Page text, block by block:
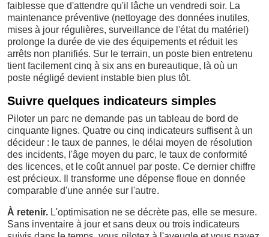
faiblesse que d'attendre qu'il lâche un vendredi soir. La
maintenance préventive (nettoyage des données inutiles,
mises à jour régulières, surveillance de l'état du matériel)
prolonge la durée de vie des équipements et réduit les
arrêts non planifiés. Sur le terrain, un poste bien entretenu
tient facilement cinq à six ans en bureautique, là où un
poste négligé devient instable bien plus tôt.
Suivre quelques indicateurs simples
Piloter un parc ne demande pas un tableau de bord de
cinquante lignes. Quatre ou cinq indicateurs suffisent à un
décideur : le taux de pannes, le délai moyen de résolution
des incidents, l'âge moyen du parc, le taux de conformité
des licences, et le coût annuel par poste. Ce dernier chiffre
est précieux. Il transforme une dépense floue en donnée
comparable d'une année sur l'autre.
À retenir. L'optimisation ne se décrète pas, elle se mesure.
Sans inventaire à jour et sans deux ou trois indicateurs